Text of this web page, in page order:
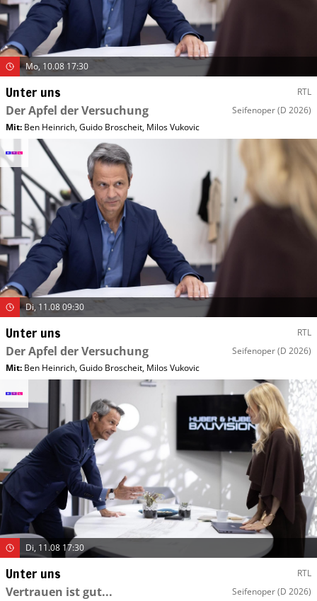
Mo, 10.08 17:30
Unter uns RTL
Der Apfel der Versuchung Seifenoper(D 2026)
Mit: Ben Heinrich,Guido Broscheit, Milos Vukovic
Di, 11.08 09:30
Unter uns RTL
Der Apfel der Versuchung Seifenoper(D 2026)
Mit: Ben Heinrich,Guido Broscheit, Milos Vukovic
Di, 11.08 17:30
Unter uns RTL
Vertrauen ist gut... Seifenoper(D 2026)